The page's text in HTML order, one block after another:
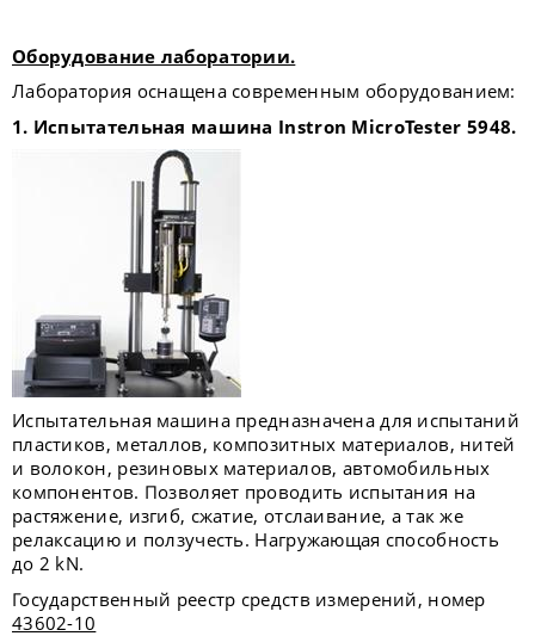
Оборудование лаборатории.
Лаборатория оснащена современным оборудованием:
1. Испытательная машина Instron MicroTester 5948.
Испытательная машина предназначена для испытаний
пластиков, металлов, композитных материалов, нитей
и волокон, резиновых материалов, автомобильных
компонентов. Позволяет проводить испытания на
растяжение, изгиб, сжатие, отслаивание, а так же
релаксацию и ползучесть. Нагружающая способность
до 2 kN.
Государственный реестр средств измерений, номер
43602-10